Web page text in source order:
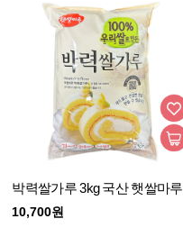
박력쌀가루 3kg 국산 햇쌀마루
10,700원